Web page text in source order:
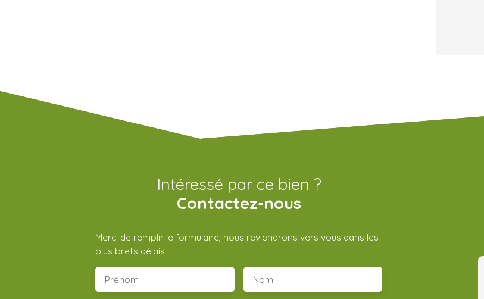
Intéressé par ce bien ?
Contactez-nous
Merci de remplir le formulaire, nous reviendrons vers vous dans les
plus brefs délais.
Prénom Nom